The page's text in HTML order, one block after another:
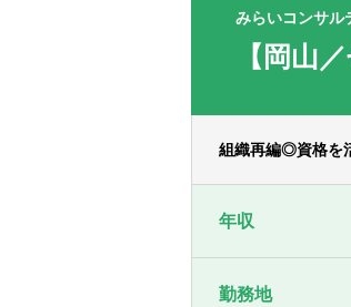
サービス紹介
転職お役立ち情報
業界情報
みらいコンサル
【岡山
組織再編◎資格を
年収
勤務地